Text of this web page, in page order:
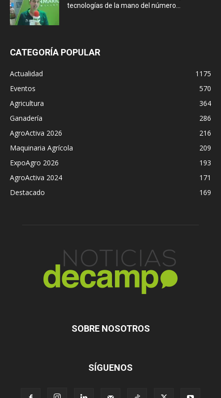
tecnologías de la mano del número...
CATEGORÍA POPULAR
Actualidad
1175
Eventos
570
Agricultura
364
Ganadería
286
AgroActiva 2026
216
Maquinaria Agrícola
209
ExpoAgro 2026
193
AgroActiva 2024
171
Destacado
169
SOBRE NOSOTROS
SÍGUENOS